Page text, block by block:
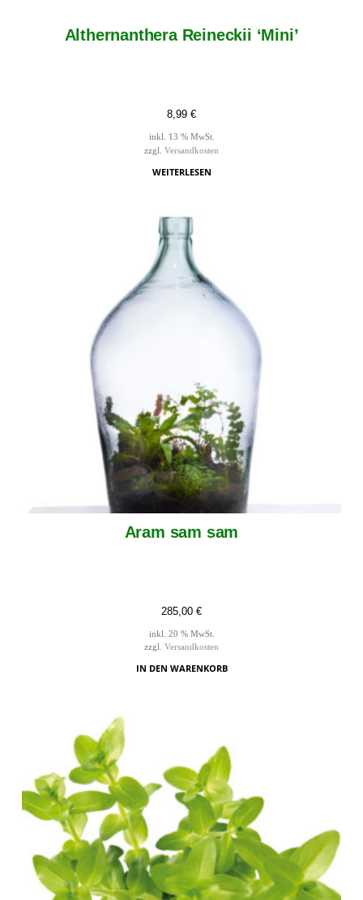
Althernanthera Reineckii ‘Mini’
8,99 €
inkl. 13 % MwSt.
zzgl. Versandkosten
WEITERLESEN
Aram sam sam
285,00 €
inkl. 20 % MwSt.
zzgl. Versandkosten
IN DEN WARENKORB